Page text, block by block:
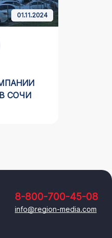
01.11.2024
СОЧИ
8-800-700-45-08
info@region-media.com